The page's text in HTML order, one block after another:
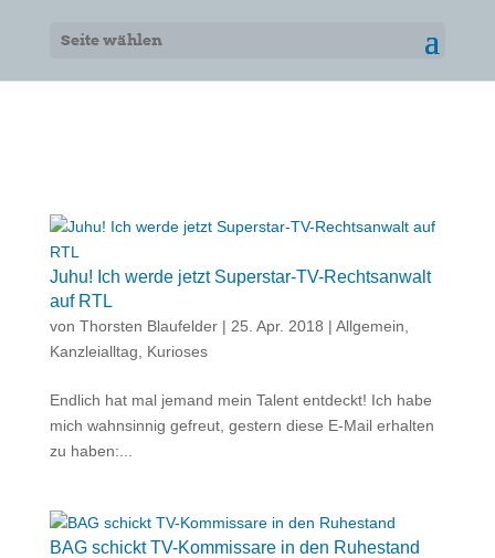
Seite wählen
Juhu! Ich werde jetzt Superstar-TV-Rechtsanwalt
auf RTL
von Thorsten Blaufelder| 25. Apr. 2018 | Allgemein
Kanzleialltag
Kurioses
Endlich hat mal jemand mein Talent entdeckt! Ich habe
mich wahnsinnig gefreut, gestern diese E-Mail erhalten
zu haben:...
BAG schickt TV-Kommissare in den Ruhestand